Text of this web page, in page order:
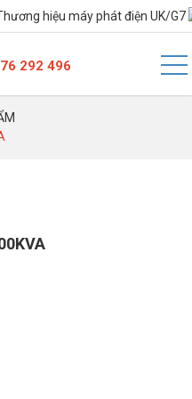
hiệu máy phát điện UK/G7
292 496